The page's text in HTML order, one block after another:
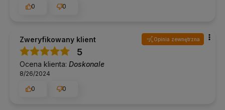
0
0
Zweryfikowany klient Opinia zewnętrzna
5
Ocena klienta: Doskonale
8/26/2024
0
0